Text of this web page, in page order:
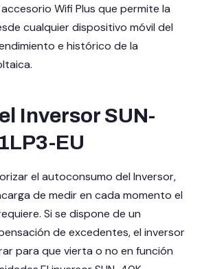
Wifi Plus que permite la
cualquier dispositivo móvil del
e histórico de la
Inversor SUN-
EU
el autoconsumo del Inversor,
de medir en cada momento el
Si se dispone de un
de excedentes, el inversor
para que vierta o no en función